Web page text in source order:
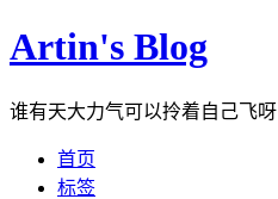
Artin's Blog
谁有天大力气可以拎着自己飞呀
首页
标签